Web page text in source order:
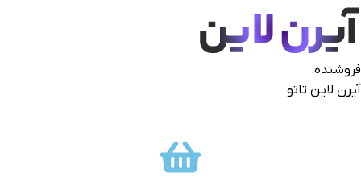
فروشنده:
آیرن لاین تاتو